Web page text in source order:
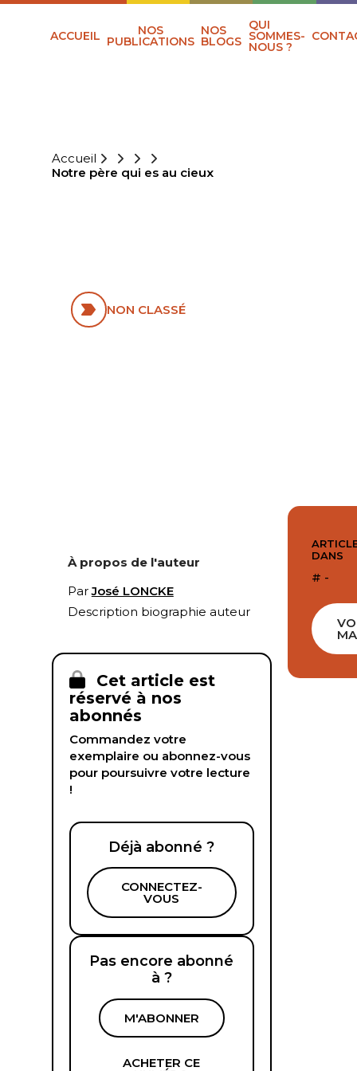
ACCUEIL NOS
PUBLICATIONS
NOS
BLOGS
QUI
SOMMES-
NOUS ?
Accueil
Notre père qui es au cieux
NON CLASSÉ
À propos de l'auteur
ParJosé LONCKE
Description biographie auteur
Cet article est
réservé à nos
abonnés
Commandez votre
exemplaire ou abonnez-vous
pour poursuivre votre lecture
!
Déjà abonné ?
CONNECTEZ-
VOUS
Pas encore abonné
à ?
M'ABONNER
ACHETER CE
DANS
# -